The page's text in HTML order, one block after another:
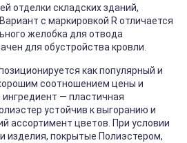
отделки складских зданий,
с маркировкой R отличается
желобка для отвода
для обустройства кровли.
как популярный и
соотношением цены и
ингредиент — пластичная
устойчив к выгоранию и
ассортимент цветов. При условии
изделия, покрытые Полиэстером,